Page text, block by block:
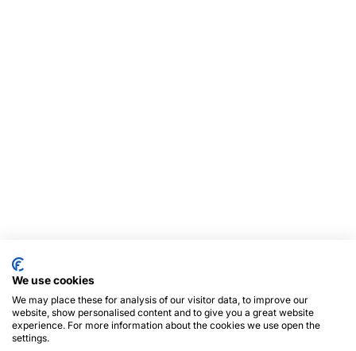
We use cookies
We may place these for analysis of our visitor data, to improve our
website, show personalised content and to give you a great website
experience. For more information about the cookies we use open the
settings.